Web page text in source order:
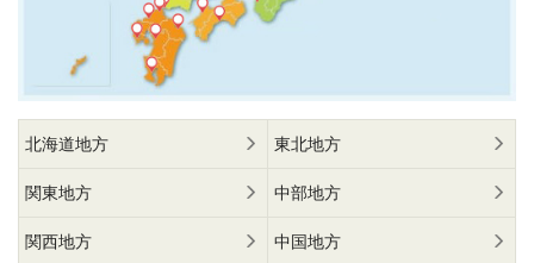
北海道地方 東北地方
関東地方 中部地方
関西地方 中国地方